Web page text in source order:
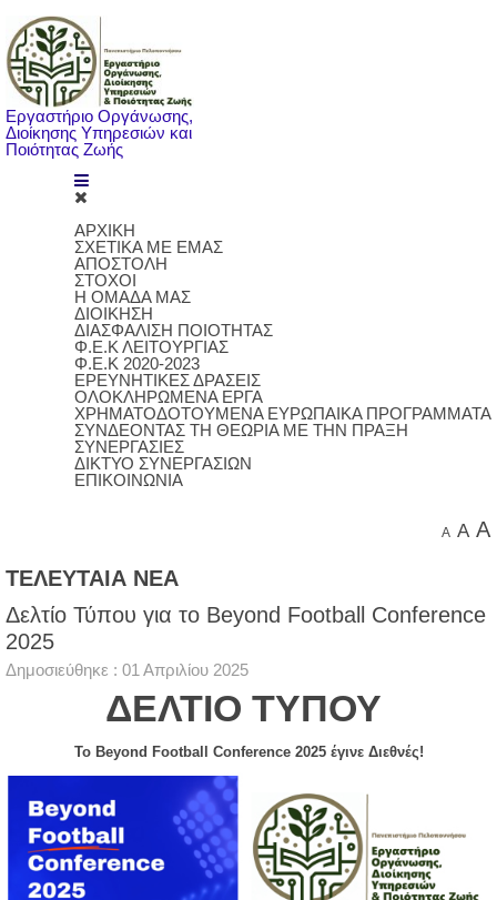
Εργαστήριο Οργάνωσης,
Διοίκησης Υπηρεσιών και
Ποιότητας Ζωής
ΑΡΧΙΚΗ
ΣΧΕΤΙΚΑ ΜΕ ΕΜΑΣ
ΑΠΟΣΤΟΛΗ
ΣΤΟΧΟΙ
Η ΟΜΑΔΑ ΜΑΣ
ΔΙΟΙΚΗΣΗ
ΔΙΑΣΦΑΛΙΣΗ ΠΟΙΟΤΗΤΑΣ
Φ.Ε.Κ ΛΕΙΤΟΥΡΓΙΑΣ
Φ.Ε.Κ 2020-2023
ΕΡΕΥΝΗΤΙΚΕΣ ΔΡΑΣΕΙΣ
ΟΛΟΚΛΗΡΩΜΕΝΑ ΕΡΓΑ
ΧΡΗΜΑΤΟΔΟΤΟΥΜΕΝΑ ΕΥΡΩΠΑΙΚΑ ΠΡΟΓΡΑΜΜΑΤΑ
ΣΥΝΔΕΟΝΤΑΣ ΤΗ ΘΕΩΡΙΑ ΜΕ ΤΗΝ ΠΡΑΞΗ
ΣΥΝΕΡΓΑΣΙΕΣ
ΔΙΚΤΥΟ ΣΥΝΕΡΓΑΣΙΩΝ
ΕΠΙΚΟΙΝΩΝΙΑ
A A A
ΤΕΛΕΥΤΑΙΑ ΝΕΑ
Δελτίο Τύπου για το Beyond Football Conference
2025
Δημοσιεύθηκε : 01 Απριλίου 2025
ΔΕΛΤΙΟ ΤΥΠΟΥ
To Beyond Football Conference 2025 έγινε Διεθνές!